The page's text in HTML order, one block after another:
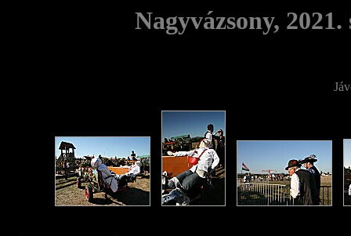
Nagyvázsony,